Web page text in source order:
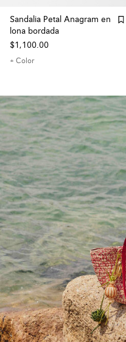
Sandalia Petal Anagram en
lona bordada
$1,100.00
+ Color